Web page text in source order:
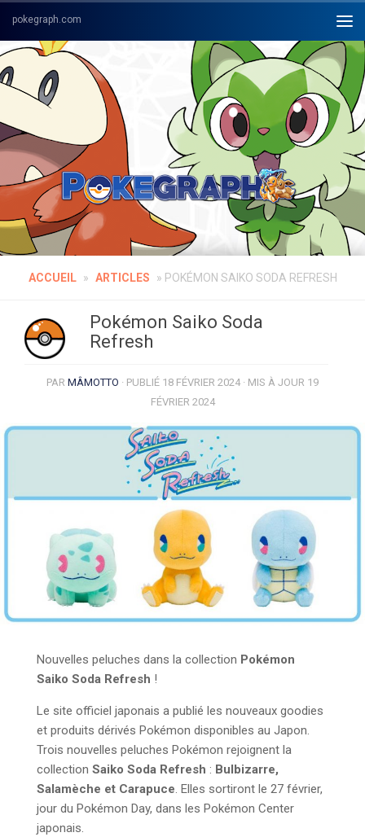
Skip to content
ACCUEIL » ARTICLES » POKÉMON SAIKO SODA REFRESH
Pokémon Saiko Soda
Refresh
PAR MÂMOTTO · PUBLIÉ 18 FÉVRIER 2024· MIS À JOUR 19
FÉVRIER 2024
Nouvelles peluches dans la collection Pokémon
Saiko Soda Refresh !
Le site officiel japonais a publié les nouveaux goodies
et produits dérivés Pokémon disponibles au Japon.
Trois nouvelles peluches Pokémon rejoignent la
collection Saiko Soda Refresh : Bulbizarre,
Salamèche et Carapuce. Elles sortiront le 27 février,
jour du Pokémon Day, dans les Pokémon Center
japonais.